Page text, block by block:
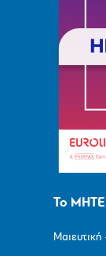
Το
Μαιευτική